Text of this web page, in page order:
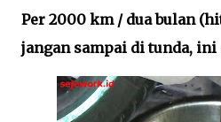
Per 2000 km / dua bulan
jangan sampai di tunda, ini